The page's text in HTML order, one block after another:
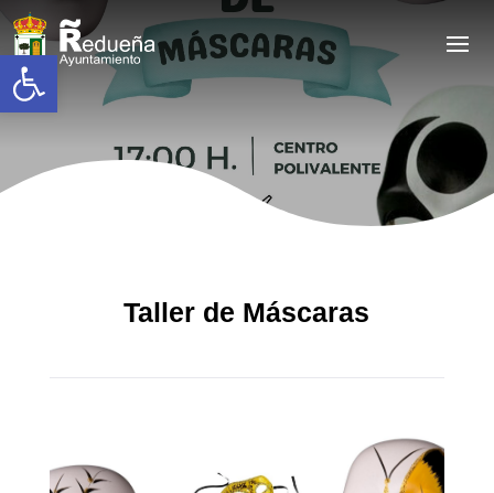
Abrir barra de herramientas
Taller de Máscaras